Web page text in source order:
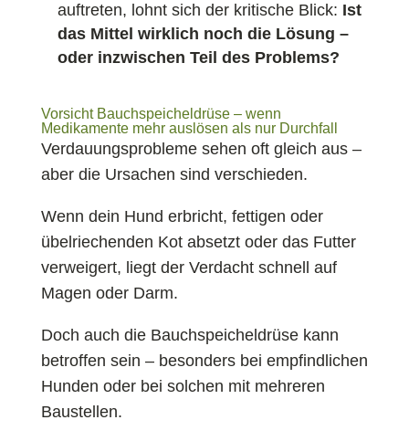
auftreten, lohnt sich der kritische Blick: Ist
das Mittel wirklich noch die Lösung –
oder inzwischen Teil des Problems?
Vorsicht Bauchspeicheldrüse – wenn
Medikamente mehr auslösen als nur Durchfall
Verdauungsprobleme sehen oft gleich aus –
aber die Ursachen sind verschieden.
Wenn dein Hund erbricht, fettigen oder
übelriechenden Kot absetzt oder das Futter
verweigert, liegt der Verdacht schnell auf
Magen oder Darm.
Doch auch die Bauchspeicheldrüse kann
betroffen sein – besonders bei empfindlichen
Hunden oder bei solchen mit mehreren
Baustellen.